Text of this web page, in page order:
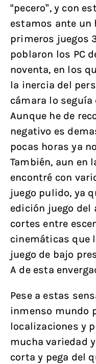
“pecero”, y con
estamos ante un
primeros juegos
poblaron los PC
noventa, en los
la inercia del
cámara lo
Aunque he de
negativo es
pocas horas ya
También, aun en
encontré con
juego pulido, ya
edición juego del
cortes entre
cinemáticas que
juego de bajo
A de esta
Pese a estas
inmenso mundo
localizaciones y
mucha variedad
corta y pega del